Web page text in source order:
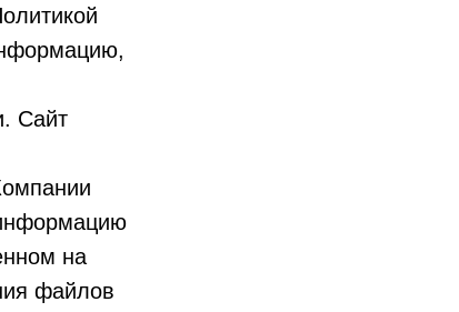
Сайт
на
файлов